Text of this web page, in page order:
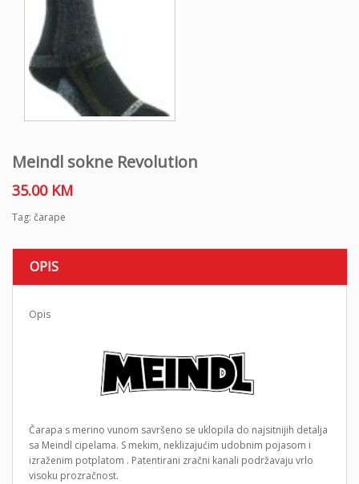
Meindl sokne Revolution
35.00 KM
Tag: čarape
OPIS
Opis
Čarapa s merino vunom savršeno se uklopila do najsitnijih detalja
sa Meindl cipelama. S mekim, neklizajućim udobnim pojasom i
izraženim potplatom . Patentirani zračni kanali podržavaju vrlo
visoku prozračnost.